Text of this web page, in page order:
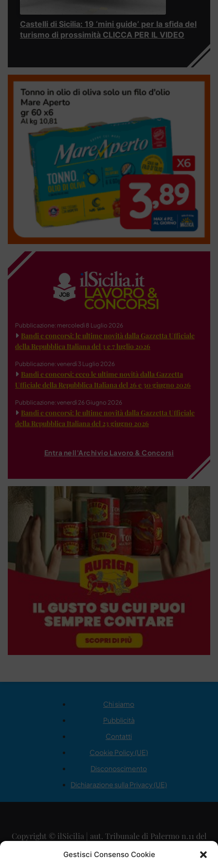
Gestisci Consenso Cookie
Castelli di Sicilia: 19 ‘mini guide’ per la sfida del
turismo di prossimità CLICCA PER IL VIDEO
Pubblicazione: mercoledì 8 Luglio 2026
Bandi e concorsi: le ultime novità dalla Gazzetta Ufficiale
della Repubblica Italiana del 3 e 7 luglio 2026
Pubblicazione: venerdì 3 Luglio 2026
Bandi e concorsi: ecco le ultime novità dalla Gazzetta
Ufficiale della Repubblica Italiana del 26 e 30 giugno 2026
Pubblicazione: venerdì 26 Giugno 2026
Bandi e concorsi: le ultime novità dalla Gazzetta Ufficiale
della Repubblica Italiana del 23 giugno 2026
Entra nell'Archivio Lavoro & Concorsi
Chi siamo
Pubblicità
Contatti
Cookie Policy (UE)
Disconoscimento
Dichiarazione sulla Privacy (UE)
Copyright © ilSicilia | aut. Tribunale di Palermo n.11 del
29/09/2015